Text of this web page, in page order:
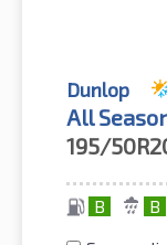
Dunlop
All
195/
B B